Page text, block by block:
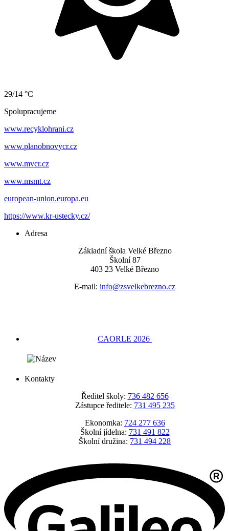
29/14 °C
Spolupracujeme
www.recyklohrani.cz
www.planobnovycr.cz
www.mvcr.cz
www.msmt.cz
european-union.europa.eu
https://www.kr-ustecky.cz/
Adresa
Základní škola Velké Březno
Školní 87
403 23 Velké Březno
E-mail: info@zsvelkebrezno.cz
CAORLE 2026
Kontakty
Ředitel školy: 736 482 656
Zástupce ředitele: 731 495 235
Ekonomka: 724 277 636
Školní jídelna: 731 491 822
Školní družina: 731 494 228